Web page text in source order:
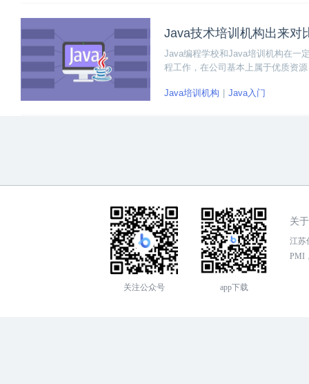
Java技术培训机构出来对
Java编程学校和Java培训机构在一
程工作，在公司基本上属于优质资
Java培训机构
Java入门
关注公众号 app下载
关
江苏
PMI